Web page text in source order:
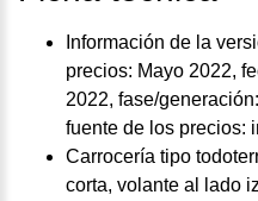
Información de la
precios: Mayo 2022,
2022, fase/
fuente de los precios:
Carrocería tipo
corta, volante al lado